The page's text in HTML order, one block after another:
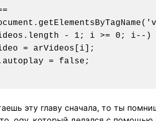
- 1; i >= 0; i--)
эту главу сначала, то ты